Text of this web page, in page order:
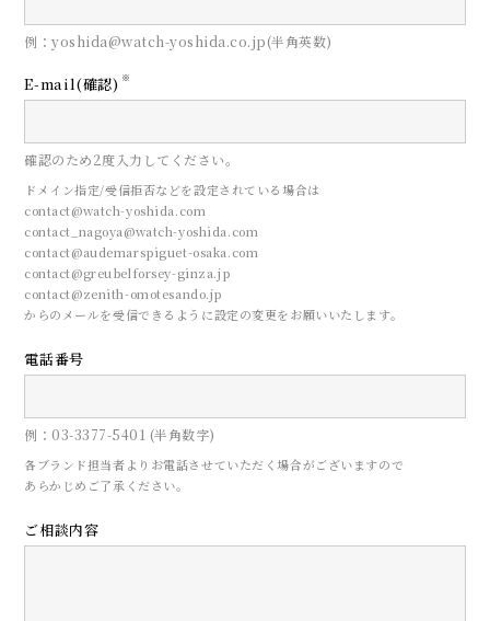
来店予約
例：yoshida@watch-yoshida.co.jp(半角英数)
E-mail(確認) ※
確認のため2度入力してください。
ドメイン指定/受信拒否などを設定されている場合は
contact@watch-yoshida.com
contact_nagoya@watch-yoshida.com
contact@audemarspiguet-osaka.com
contact@greubelforsey-ginza.jp
contact@zenith-omotesando.jp
からのメールを受信できるように設定の変更をお願いいたします。
電話番号
例：03-3377-5401 (半角数字)
各ブランド担当者よりお電話させていただく場合がございますので
あらかじめご了承ください。
ご相談内容